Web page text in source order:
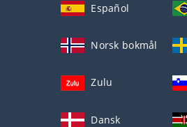
Español
Norsk bokmål
Zulu
Dansk